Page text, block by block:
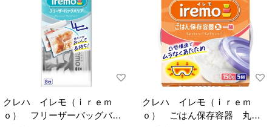
クレハ イレモ（ｉｒｅｍ
ｏ） フリーザーバッグバリ
クレハ イレモ（ｉｒｅｍ
ｏ） ごはん保存容器 丸